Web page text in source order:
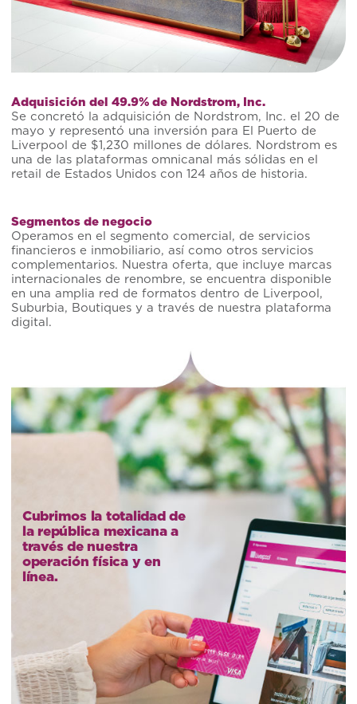
Adquisición del 49.9% de Nordstrom, Inc.
Se concretó la adquisición de Nordstrom, Inc. el 20 de
mayo y representó una inversión para El Puerto de
Liverpool de $1,230 millones de dólares. Nordstrom es
una de las plataformas omnicanal más sólidas en el
retail de Estados Unidos con 124 años de historia.
Segmentos de negocio
Operamos en el segmento comercial, de servicios
financieros e inmobiliario, así como otros servicios
complementarios. Nuestra oferta, que incluye marcas
internacionales de renombre, se encuentra disponible
en una amplia red de formatos dentro de Liverpool,
Suburbia, Boutiques y a través de nuestra plataforma
digital.
Cubrimos la totalidad de
la república mexicana a
través de nuestra
operación física y en
línea.